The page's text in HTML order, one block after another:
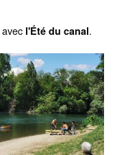
avec l'Été du canal.